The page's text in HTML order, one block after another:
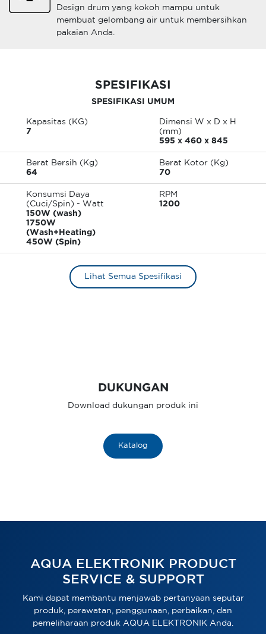
Design drum yang kokoh mampu untuk
membuat gelombang air untuk membersihkan
pakaian Anda.
SPESIFIKASI
SPESIFIKASI UMUM
Kapasitas (KG)
7
Dimensi W x D x H
(mm)
595 x 460 x 845
Berat Bersih (Kg)
64
Berat Kotor (Kg)
70
Konsumsi Daya
(Cuci/Spin) - Watt
150W (wash)
1750W
(Wash+Heating)
450W (Spin)
RPM
1200
Lihat Semua Spesifikasi
DUKUNGAN
Download dukungan produk ini
Katalog
AQUA ELEKTRONIK PRODUCT
SERVICE & SUPPORT
Kami dapat membantu menjawab pertanyaan seputar
produk, perawatan, penggunaan, perbaikan, dan
pemeliharaan produk AQUA ELEKTRONIK Anda.